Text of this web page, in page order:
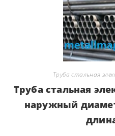
Труба стальная
Труба стальная
наружный